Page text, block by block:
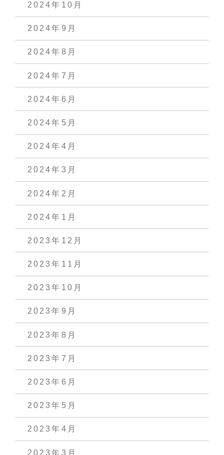
2024年10月
2024年9月
2024年8月
2024年7月
2024年6月
2024年5月
2024年4月
2024年3月
2024年2月
2024年1月
2023年12月
2023年11月
2023年10月
2023年9月
2023年8月
2023年7月
2023年6月
2023年5月
2023年4月
2023年3月